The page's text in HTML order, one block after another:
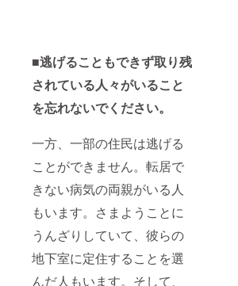
■逃げることもできず取り残
されている人々がいること
を忘れないでください。
一方、一部の住民は逃げる
ことができません。転居で
きない病気の両親がいる人
もいます。さまようことに
うんざりしていて、彼らの
地下室に定住することを選
んだ人もいます。そして、